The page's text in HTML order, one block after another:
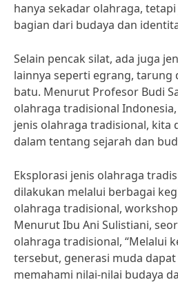
hanya sekadar olahraga,
bagian dari budaya dan
Selain pencak silat, ada juga
lainnya seperti egrang, tarung
batu. Menurut Profesor Budi
olahraga tradisional
jenis olahraga tradisional, kita
dalam tentang sejarah dan
Eksplorasi jenis olahraga
dilakukan melalui berbagai
olahraga tradisional,
Menurut Ibu Ani Sulistiani,
olahraga tradisional, “Melalui
tersebut, generasi muda
memahami nilai-nilai budaya